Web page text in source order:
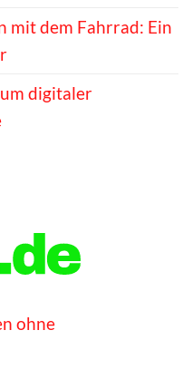
mit dem Fahrrad: Ein
digitaler
ohne